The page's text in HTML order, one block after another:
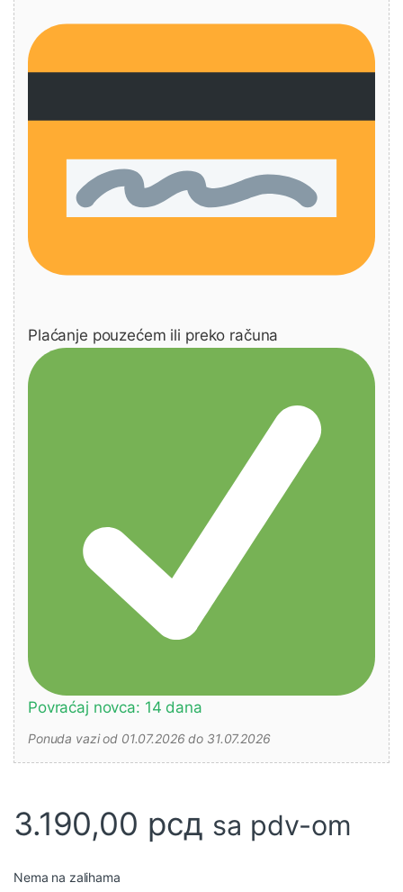
Plaćanje pouzećem ili preko računa
Povraćaj novca: 14 dana
Ponuda vazi od 01.07.2026 do 31.07.2026
3.190,00 рсд sa pdv-om
Nema na zalihama